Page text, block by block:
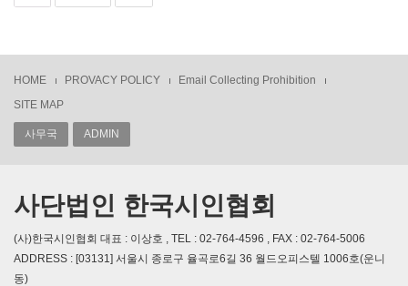
HOME PROVACY POLICY
Email Collecting Prohibition
SITE MAP
사무국 ADMIN
사단법인 한국시인협회
(사)한국시인협회 대표 : 이상호 , TEL : 02-764-4596 , FAX : 02-764-5006
ADDRESS : [03131] 서울시 종로구 율곡로6길 36 월드오피스텔 1006호(운니
동)